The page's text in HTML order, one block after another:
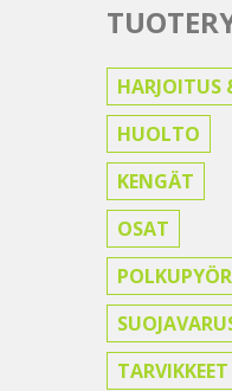
HARJOITUS
HUOLTO
KENGÄT
OSAT
TARVIKKEET